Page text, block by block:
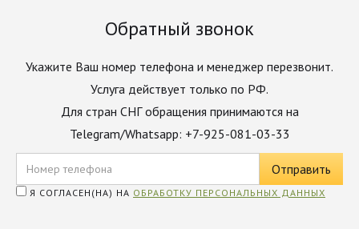
Обратный звонок
Укажите Ваш номер телефона и менеджер перезвонит.
Услуга действует только по РФ.
Для стран СНГ обращения принимаются на
Telegram/Whatsapp: +7-925-081-03-33
Я СОГЛАСЕН(НА) НА ОБРАБОТКУ ПЕРСОНАЛЬНЫХ ДАННЫХ